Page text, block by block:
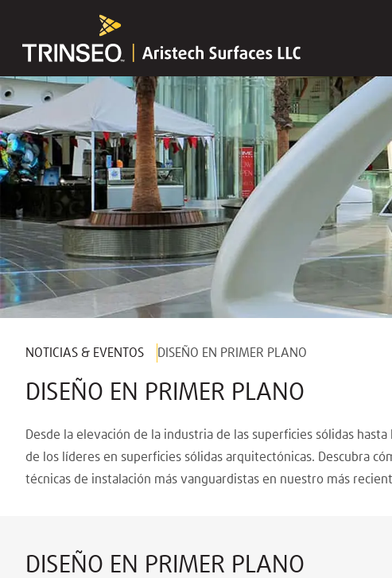
NOTICIAS & EVENTOS DISEÑO EN PRIMER PLANO
DISEÑO EN PRIMER PLANO
Desde la elevación de la industria de las superficies sólidas
de los líderes en superficies sólidas arquitectónicas. Descubra
técnicas de instalación más vanguardistas en nuestro más
DISEÑO EN PRIMER PLANO